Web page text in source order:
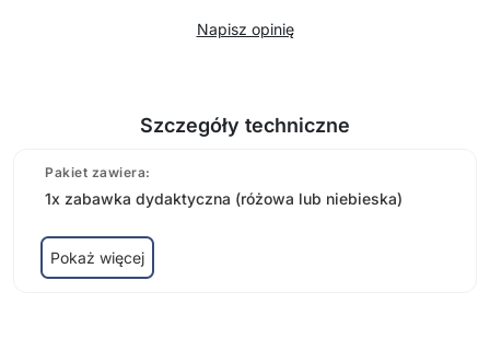
Napisz opinię
Szczegóły techniczne
Pakiet zawiera:
1x zabawka dydaktyczna (różowa lub niebieska)
Pokaż więcej